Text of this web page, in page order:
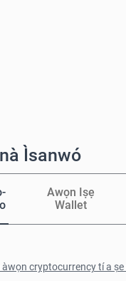
Ìsanwó
Awọn Iṣẹ
Wallet
àwọn cryptocurrency tí a ṣe